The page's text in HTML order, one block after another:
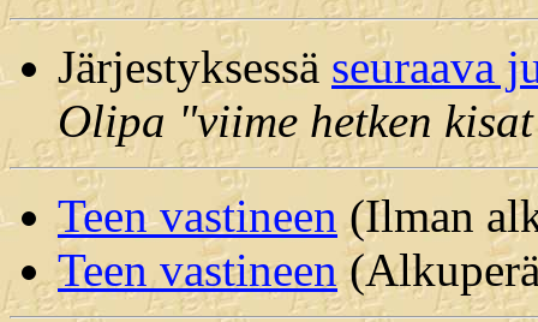
Järjestyksessä seuraava
Olipa "viime hetken
Teen vastineen (Ilman
Teen vastineen